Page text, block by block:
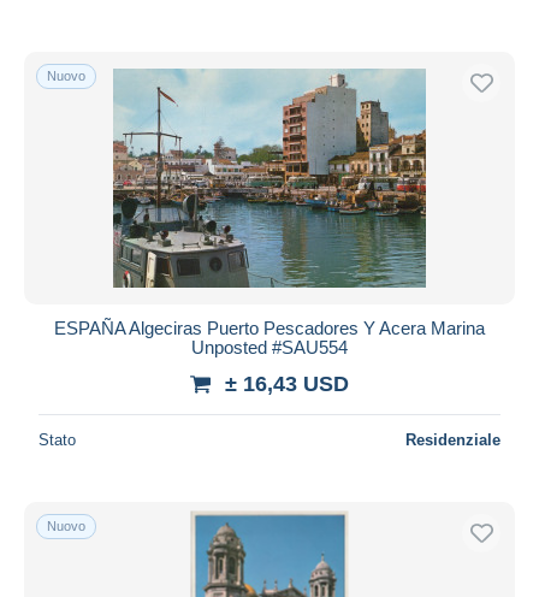
Nuovo
ESPAÑA Algeciras Puerto Pescadores Y Acera Marina
Unposted #SAU554
± 16,43 USD
Stato Residenziale
Nuovo